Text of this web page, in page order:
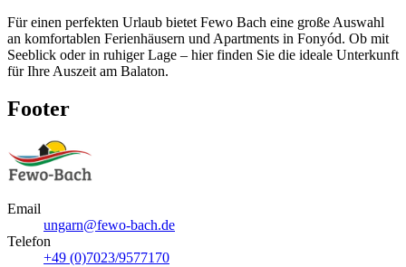
Für einen perfekten Urlaub bietet Fewo Bach eine große Auswahl
an komfortablen Ferienhäusern und Apartments in Fonyód. Ob mit
Seeblick oder in ruhiger Lage – hier finden Sie die ideale Unterkunft
für Ihre Auszeit am Balaton.
Footer
Email
ungarn@fewo-bach.de
Telefon
+49 (0)7023/9577170